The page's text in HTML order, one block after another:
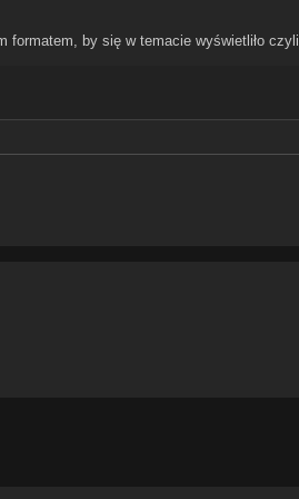
formatem, by się w temacie wyświetliło czyli